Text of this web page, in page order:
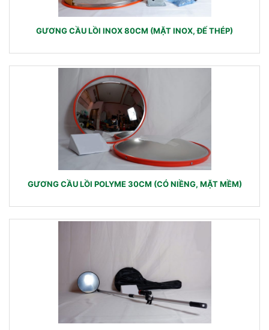
GƯƠNG CẦU LỒI INOX 80CM (MẶT INOX, ĐẾ THÉP)
GƯƠNG CẦU LỒI POLYME 30CM (CÓ NIỀNG, MẶT MỀM)